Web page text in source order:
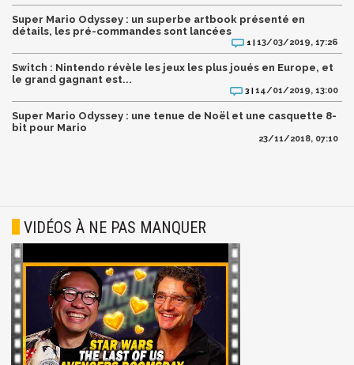
Super Mario Odyssey : un superbe artbook présenté en
détails, les pré-commandes sont lancées
1 |13/03/2019, 17:26
Switch : Nintendo révèle les jeux les plus joués en Europe, et
le grand gagnant est...
3 |14/01/2019, 13:00
Super Mario Odyssey : une tenue de Noël et une casquette 8-
bit pour Mario
23/11/2018, 07:10
VIDÉOS À NE PAS MANQUER